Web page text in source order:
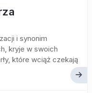
i synonim
kryje w swoich
które wciąż czekają